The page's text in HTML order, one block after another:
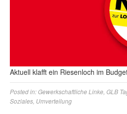
Aktuell klafft ein Riesenloch im
Posted in:Gewerkschaftliche Linke GLB
Soziales Umverteilung